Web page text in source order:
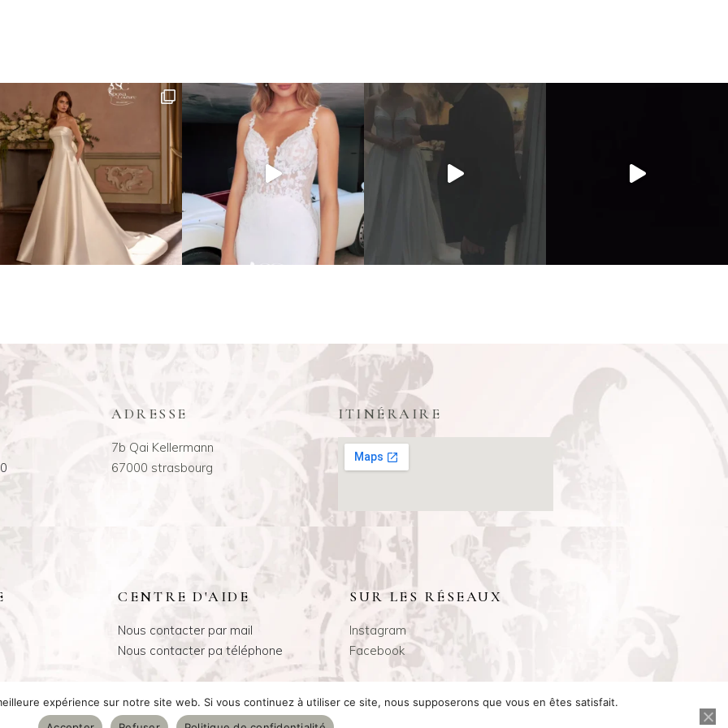
ADRESSE
7b Qai Kellermann
67000 strasbourg
ITINÉRAIRE
CENTRE D'AIDE
Nous contacter par mail
Nous contacter pa téléphone
SUR LES RÉSEAUX
Instagram
Facebook
expérience sur notre site web. Si vous continuez à utiliser ce site, nous supposerons que vous en êtes satisfait.